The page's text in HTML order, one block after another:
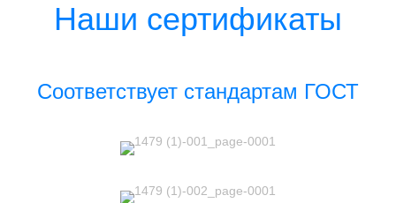
Наши сертификаты
Соответствует стандартам ГОСТ